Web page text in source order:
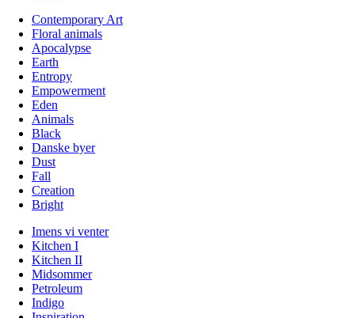
Contemporary Art
Floral animals
Apocalypse
Earth
Entropy
Empowerment
Eden
Animals
Black
Danske byer
Dust
Fall
Creation
Bright
Imens vi venter
Kitchen I
Kitchen II
Midsommer
Petroleum
Indigo